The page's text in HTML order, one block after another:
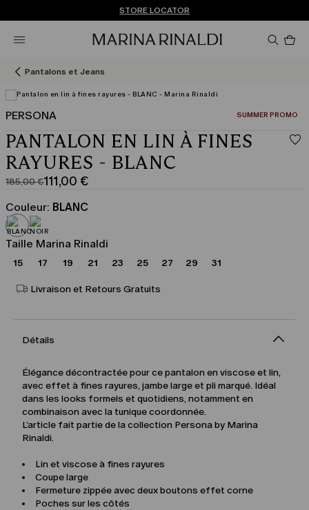
EXPÉDITIONS ET RETOURS GRATUITS
Vous n’avez pas de compte? INSCRIVEZ-VOUS MAINTENANT
STORE LOCATOR
Pantalons et Jeans
Afficher en 3D
PERSONA CATÉGORIE:
SUMMER PROMO
PANTALON EN LIN À FINES
RAYURES - BLANC
185,00 €
Prix
original
185,00
€
111,00 €
Prix
actuel
111,00
€
Couleur: BLANC
Taille Marina Rinaldi
15 17 19 21 23 25 27 29 31
Livraison et Retours Gratuits
Détails
Élégance décontractée pour ce pantalon en viscose et lin,
avec effet à fines rayures, jambe large et pli marqué. Idéal
dans les looks formels et quotidiens, notamment en
combinaison avec la tunique coordonnée.
L’article fait partie de la collection Persona by Marina
Rinaldi.
Lin et viscose à fines rayures
Coupe large
Fermeture zippée avec deux boutons effet corne
Poches sur les côtés